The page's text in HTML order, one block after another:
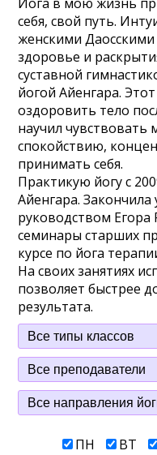
себя, свой путь.
женскими
здоровье и
суставной
йогой Айенгара.
оздоровить тело
научил
спокойствию,
принимать себя.
Практикую йогу с
Айенгара. Закончила
руководством
семинары старших
курсе по йога
На своих занятиях
позволяет быстрее
результата.
ПН ВТ